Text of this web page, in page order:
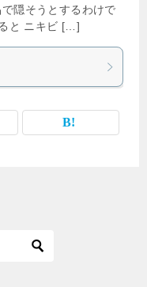
隠そうとするわけで
と ニキビ […]